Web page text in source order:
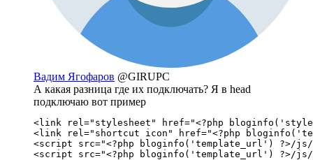
Вадим Ягофаров @GIRUPC
А какая разница где их подключать? Я в head
подключаю вот пример
<link rel="stylesheet" href="<?php
<link rel="shortcut icon" href="<?php
<script src="<?php bloginfo('template_url') ?>/
<script src="<?php bloginfo('template_url') ?>/